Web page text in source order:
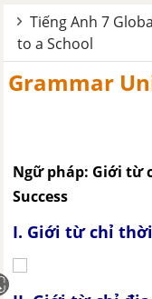
Tiếng Anh 7
to a School
Grammar
Ngữ pháp: Giới từ
Success
I. Giới từ chỉ